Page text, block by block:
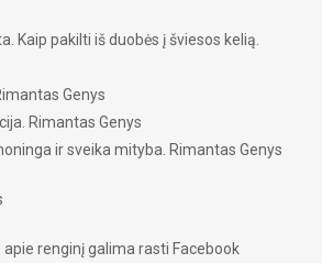
Kaip pakilti iš duobės į šviesos kelią.
Genys
Rimantas Genys
ir sveika mityba. Rimantas Genys
renginį galima rasti Facebook